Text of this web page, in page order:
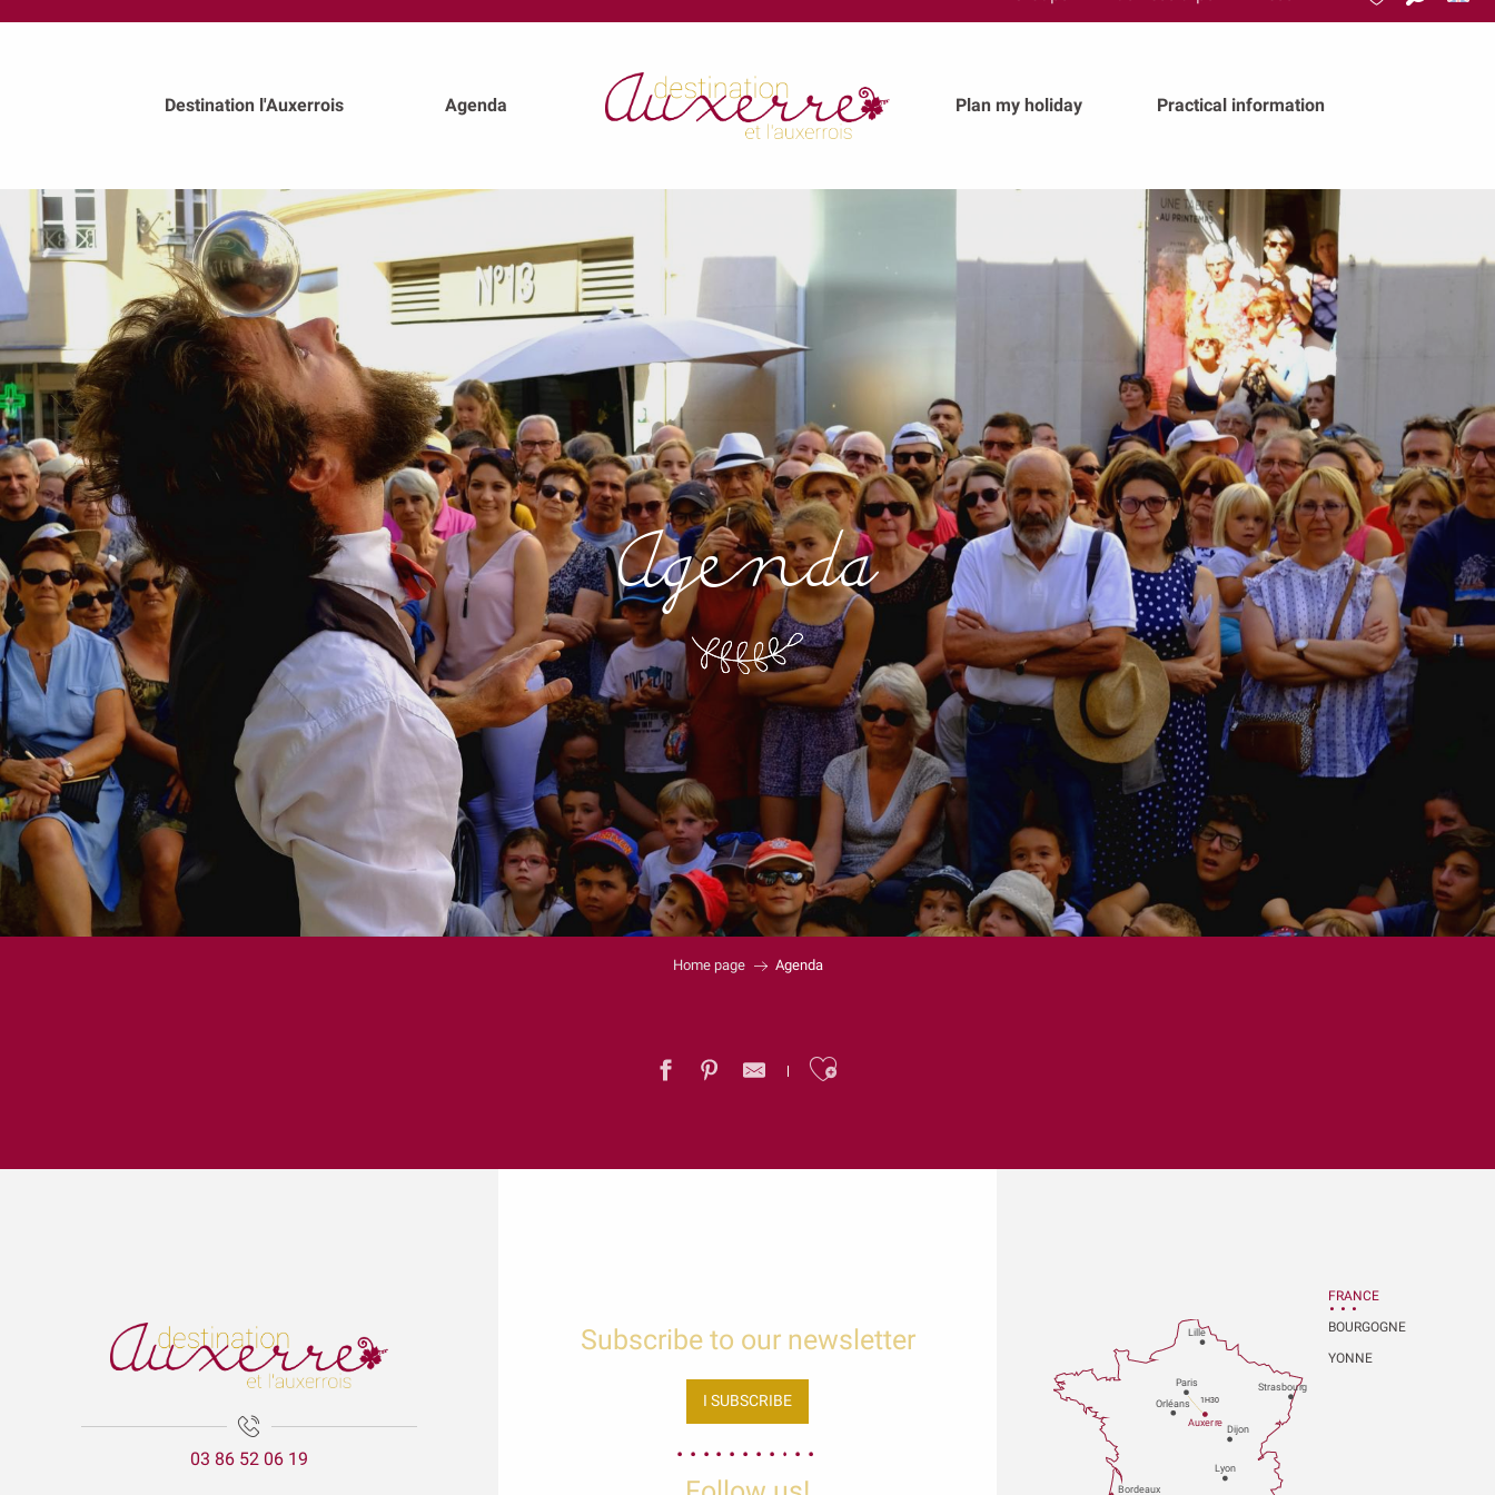
Search
Destination l'Auxerrois Agenda Plan my holiday Practical information
Agenda
Home page Agenda
Ajouter aux favoris
La visite aux lanternes
La Cathédrale Saint-Etienne et sa crypte
Expositions Chapelle d'Avigneau - Escamps
Exposition Raymond RIOTTE
Balade gourmande | Vélo & Saveurs | 7 produits régionaux
03 86 52 06 19
Subscribe to our newsletter
I SUBSCRIBE
Paris
Dijon
Orléans
Bordeaux
Lyon
Auxerre
Strasbourg
Lille
1H30
FRANCE
BOURGOGNE
YONNE